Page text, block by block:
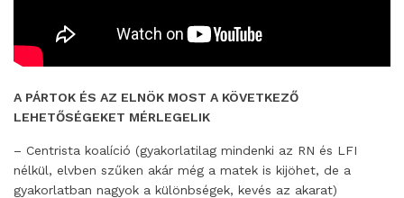
A PÁRTOK ÉS AZ ELNÖK MOST A KÖVETKEZŐ
LEHETŐSÉGEKET MÉRLEGELIK
– Centrista koalíció (gyakorlatilag mindenki az RN és LFI
nélkül, elvben szűken akár még a matek is kijöhet, de a
gyakorlatban nagyok a különbségek, kevés az akarat)